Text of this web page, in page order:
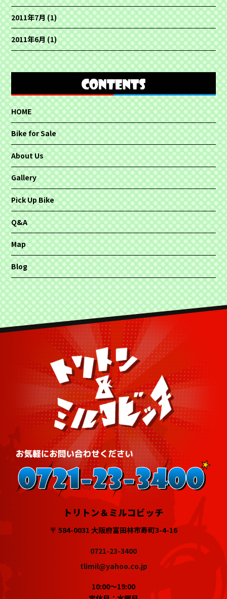
2011年7月(1)
2011年6月(1)
HOME
Bike for Sale
About Us
Gallery
Pick Up Bike
Q&A
Map
Blog
トリトン＆ミルコビッチ
〒 584-0031 大阪府富田林市寿町3-4-16
0721-23-3400
tlimil@yahoo.co.jp
10:00～19:00